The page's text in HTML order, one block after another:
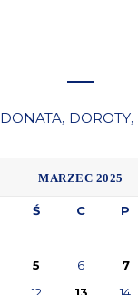
DONATA, DOROTY,
MARZEC 2025
Ś C P
5 6 7